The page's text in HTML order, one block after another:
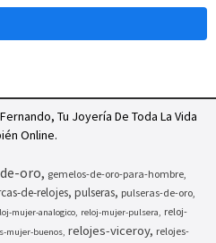
Tu Joyería De Toda La Vida
Online.
oro gemelos-de-oro-para-hombre
de-relojes pulseras pulseras-de-oro
mujer-analogico reloj-mujer-pulsera
reloj-
mujer-buenos relojes-viceroy relojes-